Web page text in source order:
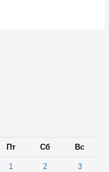
Пт Сб Вс
1 2
3